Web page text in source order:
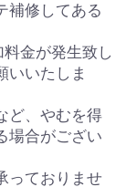
補修してある
金が発生致し
いいたしま
ど、やむを得
場合がござい
っておりませ